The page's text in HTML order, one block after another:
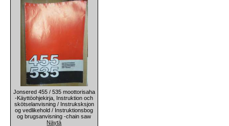
Jonsered 455 / 535 moottorisaha
-Käyttöohjekirja, Instruktion och
skötselanvisning / Instruksksjon
og vedlikehold / Instruktionsbog
og brugsanvisning -chain saw
Näytä